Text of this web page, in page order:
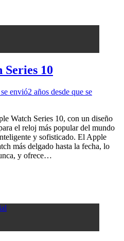
Series 10
envió2 años desde que se
Watch Series 10, con un diseño
el reloj más popular del mundo
y sofisticado. El Apple
más delgado hasta la fecha, lo
y ofrece…